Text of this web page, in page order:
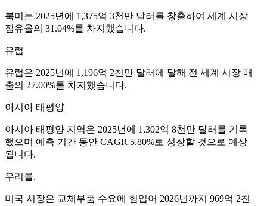
북미는 2025년에 1,375억 3천만 달러를 창출하여 세계 시장
점유율의 31.04%를 차지했습니다.
유럽
유럽은 2025년에 1,196억 2천만 달러에 달해 전 세계 시장 매
출의 27.00%를 차지했습니다.
아시아 태평양
아시아 태평양 지역은 2025년에 1,302억 8천만 달러를 기록
했으며 예측 기간 동안 CAGR 5.80%로 성장할 것으로 예상
됩니다.
우리를.
미국 시장은 교체부품 수요에 힘입어 2026년까지 969억 2천